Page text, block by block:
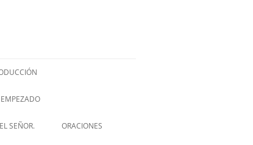
SEÑOR. ORACIONES